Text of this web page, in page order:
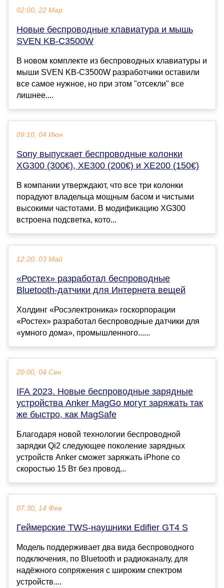
02:00, 22 Мар
Новые беспроводные клавиатура и мышь
SVEN KB-C3500W
В новом комплекте из беспроводных клавиатуры и
мыши SVEN KB-C3500W разработчики оставили
все самое нужное, но при этом "отсекли" все
лишнее....
09:10, 04 Июн
Sony выпускает беспроводные колонки
XG300 (300€), XE300 (200€) и XE200 (150€)
В компании утверждают, что все три колонки
порадуют владельца мощным басом и чистыми
высокими частотами. В модификацию XG300
встроена подсветка, кото...
12:20, 03 Май
«Ростех» разработал беспроводные
Bluetooth-датчики для Интернета вещей
Холдинг «Росэлектроника» госкорпорации
«Ростех» разработал беспроводные датчики для
«умного дома», промышленного......
20:00, 04 Сен
IFA 2023. Новые беспроводные зарядные
устройства Anker MagGo могут заряжать так
же быстро, как MagSafe
Благодаря новой технологии беспроводной
зарядки Qi2 следующее поколение зарядных
устройств Anker сможет заряжать iPhone со
скоростью 15 Вт без провод...
07:30, 14 Фев
Геймерские TWS-наушники Edifier GT4 S
Модель поддерживает два вида беспроводного
подключения, по Bluetooth и радиоканалу, для
надёжного сопряжения с широким спектром
устройств....